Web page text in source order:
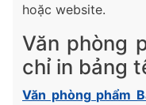
hoặc website.
Văn phòng
chỉ in bảng
Văn phòng phẩm